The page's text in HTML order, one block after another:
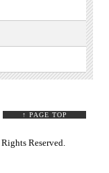
↑ PAGE TOP
Reserved.